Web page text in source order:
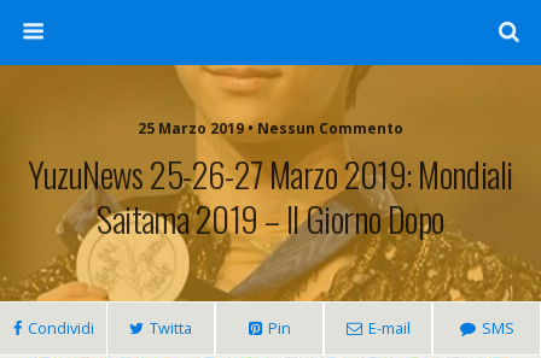
25 Marzo 2019 • Nessun Commento
YuzuNews 25-26-27 Marzo 2019: Mondiali
Saitama 2019 – Il Giorno Dopo
Condividi Twitta Pin E-mail SMS